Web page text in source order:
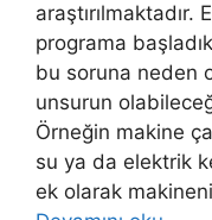
araştırılmaktadır.
programa
bu soruna neden
unsurun
Örneğin makine
su ya da elektrik
ek olarak